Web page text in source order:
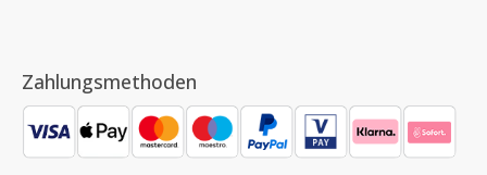
Zahlungsmethoden